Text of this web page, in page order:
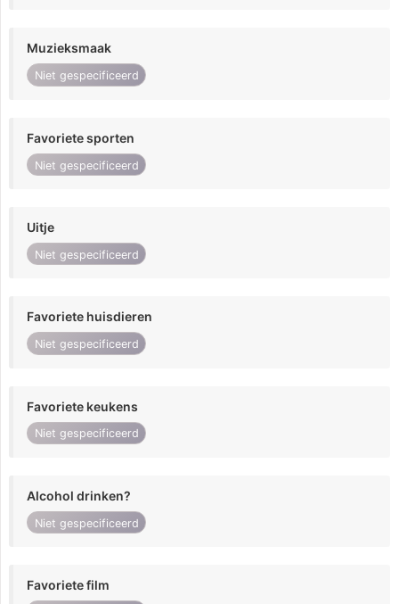
Muzieksmaak
Niet gespecificeerd
Favoriete sporten
Niet gespecificeerd
Uitje
Niet gespecificeerd
Favoriete huisdieren
Niet gespecificeerd
Favoriete keukens
Niet gespecificeerd
Alcohol drinken?
Niet gespecificeerd
Favoriete film